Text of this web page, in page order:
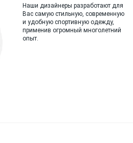
Наши дизайнеры разработают для
Вас самую стильную, современную
и удобную спортивную одежду,
применив огромный многолетний
опыт.